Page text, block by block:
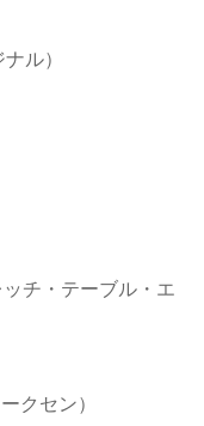
ル）
チ・テーブル・エ
クセン）